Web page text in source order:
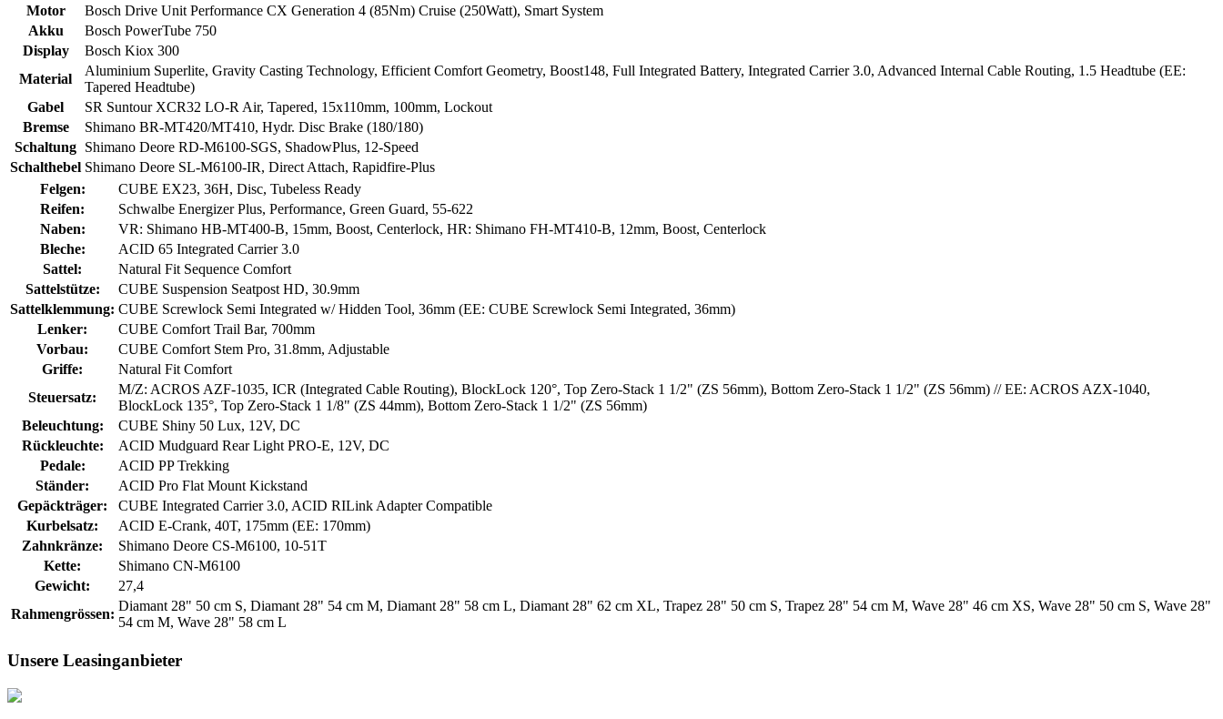
Motor
Bosch Drive Unit Performance CX Generation 4 (85Nm) Cruise (250Watt), Smart System
Akku
Bosch PowerTube 750
Display
Bosch Kiox 300
Material
Aluminium Superlite, Gravity Casting Technology, Efficient Comfort Geometry, Boost148, Full Integrated Battery, Integrated Carrier 3.0, Advanced Internal Cable Routing, 1.5 Headtube (EE:
Tapered Headtube)
Gabel
SR Suntour XCR32 LO-R Air, Tapered, 15x110mm, 100mm, Lockout
Bremse
Shimano BR-MT420/MT410, Hydr. Disc Brake (180/180)
Schaltung Shimano Deore RD-M6100-SGS, ShadowPlus, 12-Speed
Schalthebel Shimano Deore SL-M6100-IR, Direct Attach, Rapidfire-Plus
Felgen:
CUBE EX23, 36H, Disc, Tubeless Ready
Reifen:
Schwalbe Energizer Plus, Performance, Green Guard, 55-622
Naben:
VR: Shimano HB-MT400-B, 15mm, Boost, Centerlock, HR: Shimano FH-MT410-B, 12mm, Boost, Centerlock
Bleche:
ACID 65 Integrated Carrier 3.0
Sattel:
Natural Fit Sequence Comfort
Sattelstütze:
CUBE Suspension Seatpost HD, 30.9mm
Sattelklemmung: CUBE Screwlock Semi Integrated w/ Hidden Tool, 36mm (EE: CUBE Screwlock Semi Integrated, 36mm)
Lenker:
CUBE Comfort Trail Bar, 700mm
Vorbau:
CUBE Comfort Stem Pro, 31.8mm, Adjustable
Griffe:
Natural Fit Comfort
Steuersatz:
M/Z: ACROS AZF-1035, ICR (Integrated Cable Routing), BlockLock 120°, Top Zero-Stack 1 1/2" (ZS 56mm), Bottom Zero-Stack 1 1/2" (ZS 56mm) // EE: ACROS AZX-1040,
BlockLock 135°, Top Zero-Stack 1 1/8" (ZS 44mm), Bottom Zero-Stack 1 1/2" (ZS 56mm)
Beleuchtung:
CUBE Shiny 50 Lux, 12V, DC
Rückleuchte:
ACID Mudguard Rear Light PRO-E, 12V, DC
Pedale:
ACID PP Trekking
Ständer:
ACID Pro Flat Mount Kickstand
Gepäckträger:
CUBE Integrated Carrier 3.0, ACID RILink Adapter Compatible
Kurbelsatz:
ACID E-Crank, 40T, 175mm (EE: 170mm)
Zahnkränze:
Shimano Deore CS-M6100, 10-51T
Kette:
Shimano CN-M6100
Gewicht:
27,4
Rahmengrössen:
Diamant 28" 50 cm S, Diamant 28" 54 cm M, Diamant 28" 58 cm L, Diamant 28" 62 cm XL, Trapez 28" 50 cm S, Trapez 28" 54 cm M, Wave 28" 46 cm XS, Wave 28" 50 cm S, Wave 28"
54 cm M, Wave 28" 58 cm L
Unsere Leasinganbieter